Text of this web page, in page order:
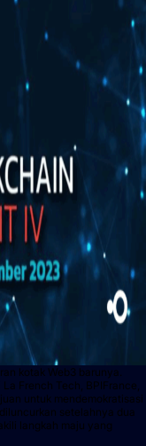
kotak Web3 barunya.
French Tech, BPIFrance,
untuk mendemokratisasi
setelahnya dua
langkah maju yang